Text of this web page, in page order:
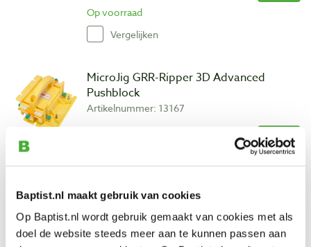
Baptist.nl maakt gebruik van cookies
Op Baptist.nl wordt gebruik gemaakt van cookies met als
doel de website steeds meer aan te kunnen passen aan
Op voorraad
Vergelijken
MicroJig GRR-Ripper 3D Advanced
Pushblock
Artikelnummer: 13167
Op voorraad
Vergelijken
MicroJig 1/8″ Leg smalle steunvoet voor